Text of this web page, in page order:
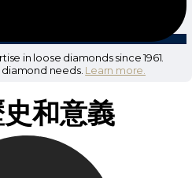
in loose diamonds since 1961.
needs. Learn more.
和意義